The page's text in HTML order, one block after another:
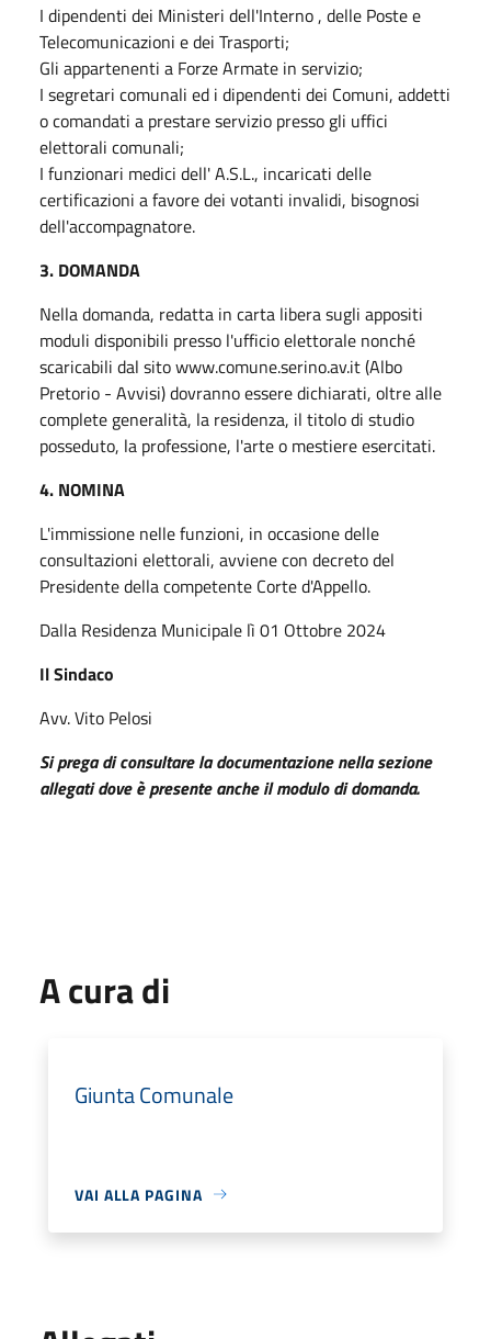
I dipendenti dei Ministeri dell'Interno , delle Poste e
Telecomunicazioni e dei Trasporti;
Gli appartenenti a Forze Armate in servizio;
I segretari comunali ed i dipendenti dei Comuni, addetti
o comandati a prestare servizio presso gli uffici
elettorali comunali;
I funzionari medici dell' A.S.L., incaricati delle
certificazioni a favore dei votanti invalidi, bisognosi
dell'accompagnatore.
3. DOMANDA
Nella domanda, redatta in carta libera sugli appositi
moduli disponibili presso l'ufficio elettorale nonché
scaricabili dal sito www.comune.serino.av.it (Albo
Pretorio - Avvisi) dovranno essere dichiarati, oltre alle
complete generalità, la residenza, il titolo di studio
posseduto, la professione, l'arte o mestiere esercitati.
4. NOMINA
L'immissione nelle funzioni, in occasione delle
consultazioni elettorali, avviene con decreto del
Presidente della competente Corte d'Appello.
Dalla Residenza Municipale lì 01 Ottobre 2024
Il Sindaco
Avv. Vito Pelosi
Si prega di consultare la documentazione nella sezione
allegati dove è presente anche il modulo di domanda.
A cura di
Giunta Comunale
VAI ALLA PAGINA